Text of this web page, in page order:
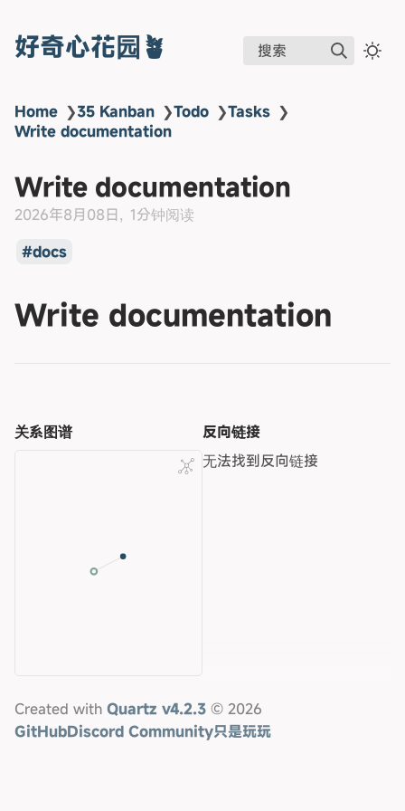
好奇心花园🪴 搜索
Home ❯35 Kanban ❯Todo ❯Tasks ❯
Write documentation
Write documentation
2026年8月08日
1分钟阅读
docs
Write documentation
关系图谱
反向链接
无法找到反向链接
Created with Quartz v4.2.3 © 2026
GitHubDiscord Community只是玩玩